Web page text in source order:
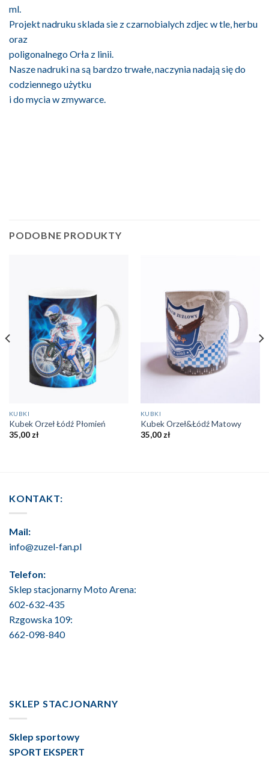
ml.
Projekt nadruku sklada sie z czarnobialych zdjec w tle, herbu
oraz
poligonalnego Orła z linii.
Nasze nadruki na są bardzo trwałe, naczynia nadają się do
codziennego użytku
i do mycia w zmywarce.
PODOBNE PRODUKTY
KUBKI
Kubek Orzeł Łódź Płomień
35,00zł
KUBKI
Kubek Orzeł&Łódź Matowy
35,00zł
KONTAKT:
Mail:
info@zuzel-fan.pl
Telefon:
Sklep stacjonarny Moto Arena:
602-632-435
Rzgowska 109:
662-098-840
SKLEP STACJONARNY
Sklep sportowy
SPORT EKSPERT